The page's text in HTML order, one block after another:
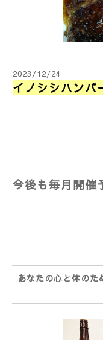
2023/12/24
イノシシハンバ
今後も毎月開催
あなたの心と体のた